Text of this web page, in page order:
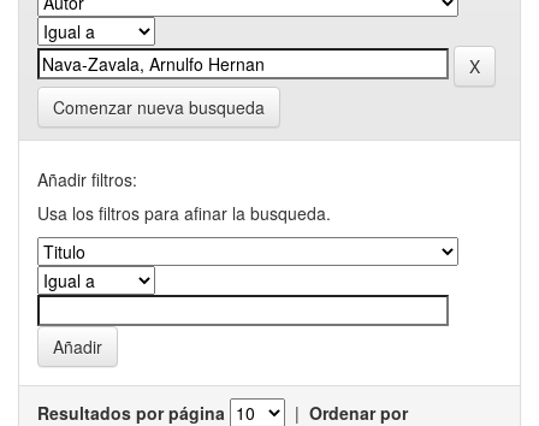
Comenzar nueva busqueda
Añadir filtros:
Usa los filtros para afinar la busqueda.
Resultados por página | Ordenar por